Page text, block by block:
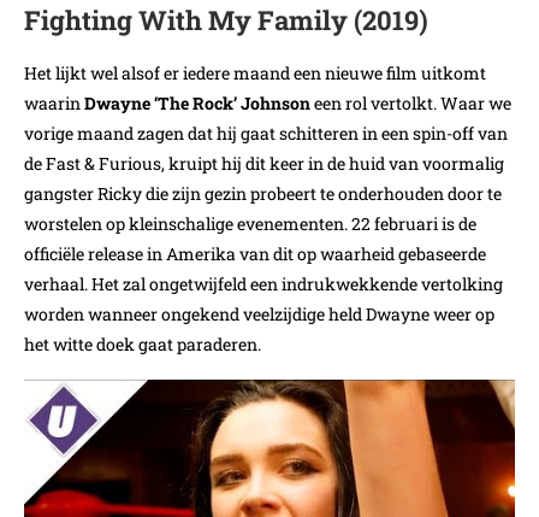
Fighting With My Family (2019)
Het lijkt wel alsof er iedere maand een nieuwe film uitkomt
waarinDwayne ‘The Rock’ Johnsoneen rol vertolkt. Waar we
vorige maand zagen dat hij gaat schitteren in een spin-off van
de Fast & Furious, kruipt hij dit keer in de huid van voormalig
gangster Ricky die zijn gezin probeert te onderhouden door te
worstelen op kleinschalige evenementen. 22 februari is de
officiële release in Amerika van dit op waarheid gebaseerde
verhaal. Het zal ongetwijfeld een indrukwekkende vertolking
worden wanneer ongekend veelzijdige held Dwayne weer op
het witte doek gaat paraderen.